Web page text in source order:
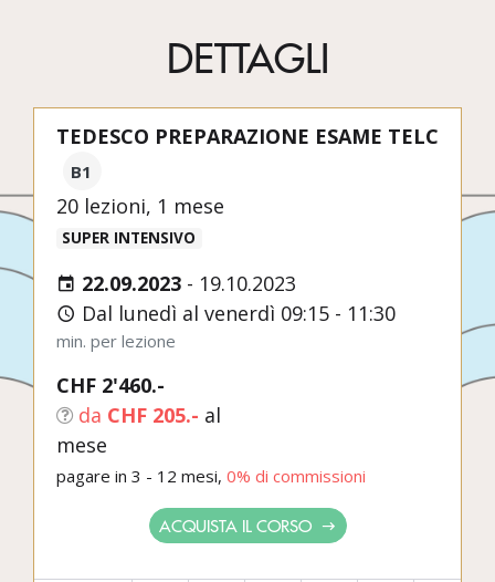
DETTAGLI
TEDESCO PREPARAZIONE ESAME TELC
B1
20 lezioni, 1 mese
SUPER INTENSIVO
22.09.2023 - 19.10.2023
Dal lunedì al venerdì 09:15 - 11:30
min. per lezione
CHF 2'460.-
da CHF 205.- al
mese
pagare in 3 - 12 mesi, 0% di commissioni
ACQUISTA IL CORSO